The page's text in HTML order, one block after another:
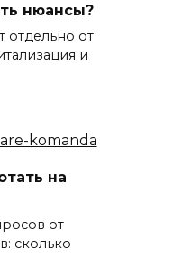
нюансы?
отдельно от
и
на
от
сколько